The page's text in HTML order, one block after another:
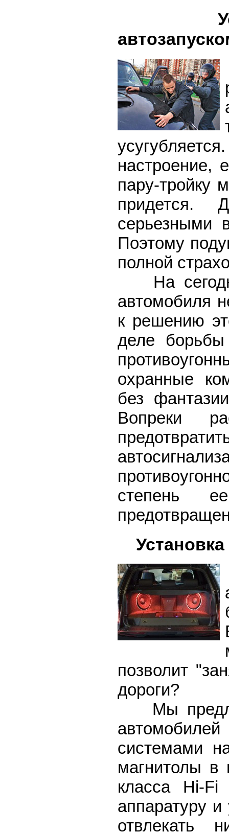
настроение,
пару-тройку
придется.
серьезными
Поэтому
полной
На
автомобиля
к решению
деле
охранные
без
Вопреки
степень
Установка
позволит
дороги?
Мы
системами
магнитолы в
класса Hi-
аппаратуру